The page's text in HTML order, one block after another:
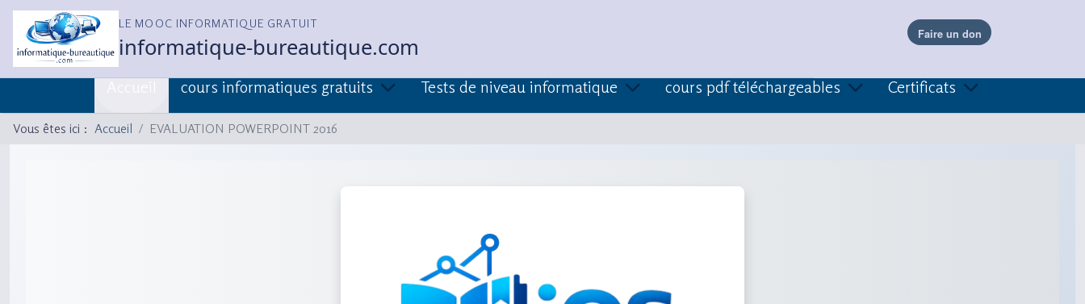
LE MOOC INFORMATIQUE GRATUIT
informatique-bureautique.com
cours informatiques gratuits Tests de niveau informatique cours pdf téléchargeables Certificats
Vous êtes ici : Accueil EVALUATION POWERPOINT 2016